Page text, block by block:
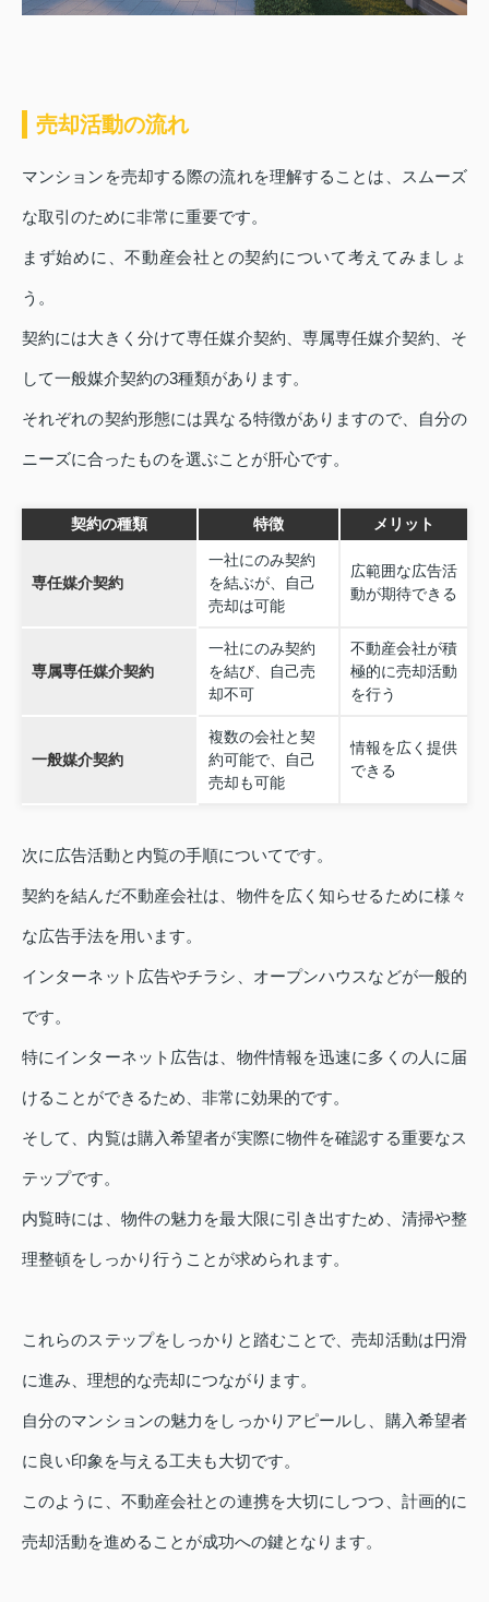
売却活動の流れ
マンションを売却する際の流れを理解することは、スムーズ
な取引のために非常に重要です。
まず始めに、不動産会社との契約について考えてみましょ
う。
契約には大きく分けて専任媒介契約、専属専任媒介契約、そ
して一般媒介契約の3種類があります。
それぞれの契約形態には異なる特徴がありますので、自分の
ニーズに合ったものを選ぶことが肝心です。
契約の種類 特徴 メリット
専任媒介契約
一社にのみ契約
を結ぶが、自己
売却は可能
広範囲な広告活
動が期待できる
専属専任媒介契約
一社にのみ契約
を結び、自己売
却不可
不動産会社が積
極的に売却活動
を行う
一般媒介契約
複数の会社と契
約可能で、自己
売却も可能
情報を広く提供
できる
次に広告活動と内覧の手順についてです。
契約を結んだ不動産会社は、物件を広く知らせるために様々
な広告手法を用います。
インターネット広告やチラシ、オープンハウスなどが一般的
です。
特にインターネット広告は、物件情報を迅速に多くの人に届
けることができるため、非常に効果的です。
そして、内覧は購入希望者が実際に物件を確認する重要なス
テップです。
内覧時には、物件の魅力を最大限に引き出すため、清掃や整
理整頓をしっかり行うことが求められます。
これらのステップをしっかりと踏むことで、売却活動は円滑
に進み、理想的な売却につながります。
自分のマンションの魅力をしっかりアピールし、購入希望者
に良い印象を与える工夫も大切です。
このように、不動産会社との連携を大切にしつつ、計画的に
売却活動を進めることが成功への鍵となります。